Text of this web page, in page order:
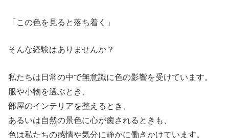
「この色を見ると落ち着く」
そんな経験はありませんか？
私たちは日常の中で無意識に色の影響を受けています。
服や小物を選ぶとき、
部屋のインテリアを整えるとき、
あるいは自然の景色に心が癒されるときも、
色は私たちの感情や気分に静かに働きかけています。